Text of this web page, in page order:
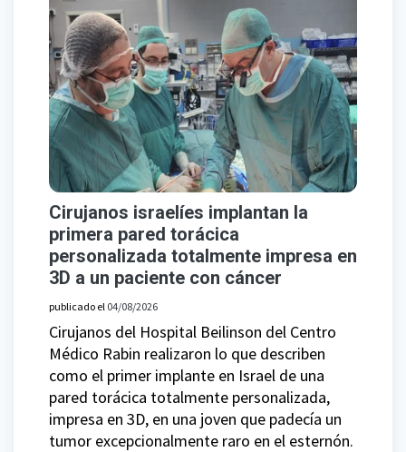
Cirujanos israelíes implantan la
primera pared torácica
personalizada totalmente impresa en
3D a un paciente con cáncer
publicado el 04/08/2026
Cirujanos del Hospital Beilinson del Centro
Médico Rabin realizaron lo que describen
como el primer implante en Israel de una
pared torácica totalmente personalizada,
impresa en 3D, en una joven que padecía un
tumor excepcionalmente raro en el esternón.